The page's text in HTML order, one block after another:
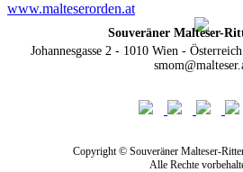
www.malteserorden.at
Souveräner Malteser-
Johannesgasse 2 - 1010 Wien -
Copyright © Souveräner Malteser-
Alle Rechte